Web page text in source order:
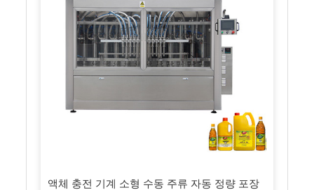
액체 충전 기계 소형 수동 주류 자동 정량 포장